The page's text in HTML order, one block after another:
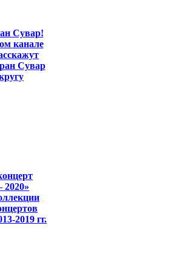
Сувар!
канале
Сувар
2020»
2019 гг.